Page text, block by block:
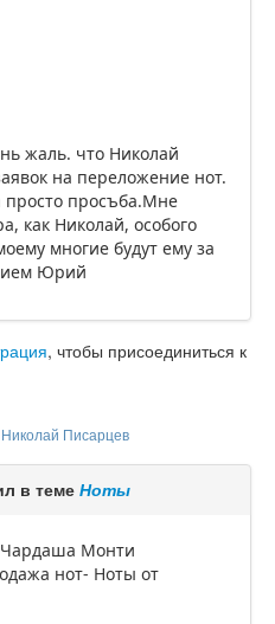
жаль. что Николай
на переложение нот.
просто просъба.Мне
как Николай, особого
многие будут ему за
Юрий
, чтобы присоединиться к
Николай Писарцев
в темеНоты
Чардаша Монти
нот- Ноты от